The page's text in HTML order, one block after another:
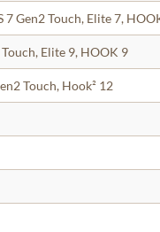
7 Gen2 Touch, Elite 7,
Elite 9, HOOK 9
Touch, Hook² 12